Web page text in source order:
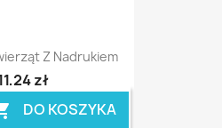
Z Nadrukiem
zł
DO KOSZYKA